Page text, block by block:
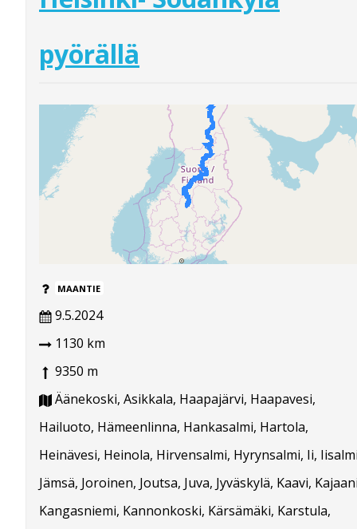
pyörällä
MAANTIE
9.5.2024
1130 km
9350 m
Äänekoski, Asikkala, Haapajärvi, Haapavesi,
Hailuoto, Hämeenlinna, Hankasalmi, Hartola,
Heinävesi, Heinola, Hirvensalmi, Hyrynsalmi, Ii,
Jämsä, Joroinen, Joutsa, Juva, Jyväskylä, Kaavi,
Kangasniemi, Kannonkoski, Kärsämäki, Karstula,